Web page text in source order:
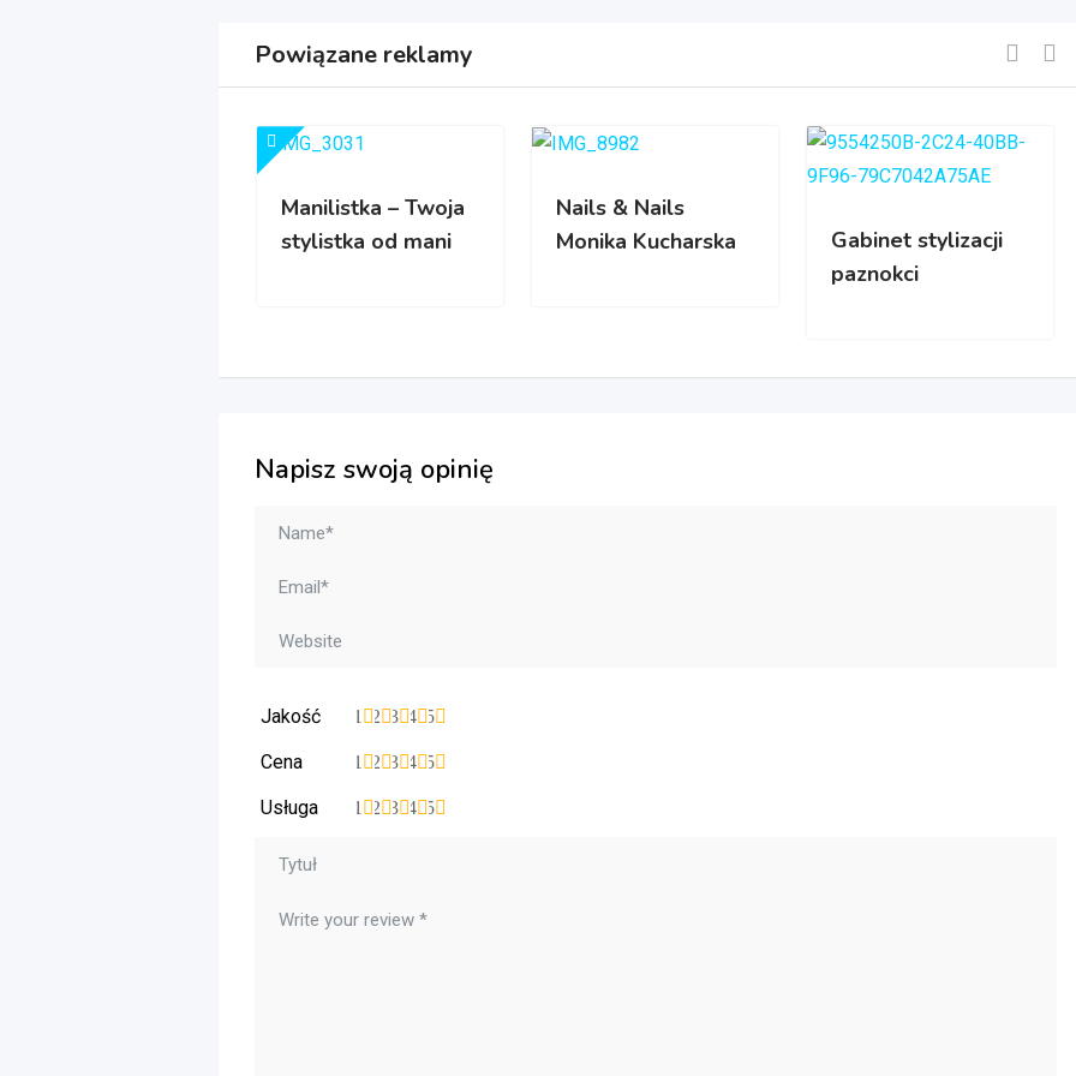
Powiązane reklamy
Manilistka – Twoja
stylistka od mani
Nails & Nails
Monika Kucharska
Gabinet stylizacji
paznokci
Napisz swoją opinię
Jakość 5
4
3
2
1
Cena 5
4
3
2
1
Usługa 5
4
3
2
1